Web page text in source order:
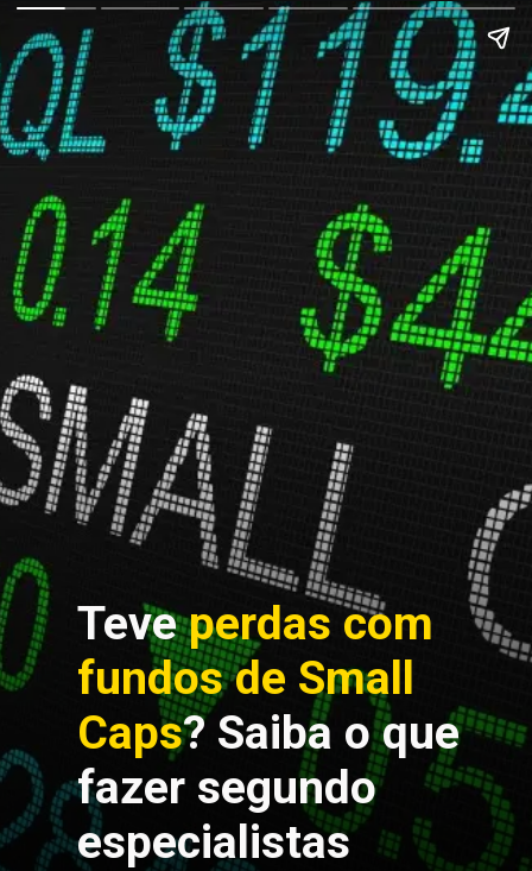
Teveperdas com
fundos de Small
Caps? Saiba o que
fazer segundo
especialistas